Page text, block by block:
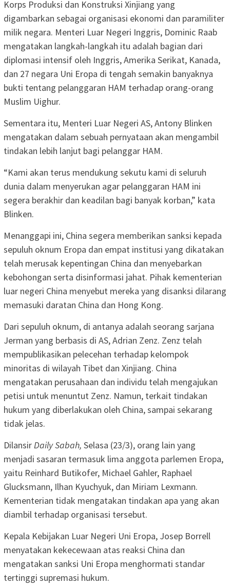
Korps Produksi dan Konstruksi Xinjiang yang
digambarkan sebagai organisasi ekonomi dan paramiliter
milik negara. Menteri Luar Negeri Inggris, Dominic Raab
mengatakan langkah-langkah itu adalah bagian dari
diplomasi intensif oleh Inggris, Amerika Serikat, Kanada,
dan 27 negara Uni Eropa di tengah semakin banyaknya
bukti tentang pelanggaran HAM terhadap orang-orang
Muslim Uighur.
Sementara itu, Menteri Luar Negeri AS, Antony Blinken
mengatakan dalam sebuah pernyataan akan mengambil
tindakan lebih lanjut bagi pelanggar HAM.
“Kami akan terus mendukung sekutu kami di seluruh
dunia dalam menyerukan agar pelanggaran HAM ini
segera berakhir dan keadilan bagi banyak korban,” kata
Blinken.
Menanggapi ini, China segera memberikan sanksi kepada
sepuluh oknum Eropa dan empat institusi yang dikatakan
telah merusak kepentingan China dan menyebarkan
kebohongan serta disinformasi jahat. Pihak kementerian
luar negeri China menyebut mereka yang disanksi dilarang
memasuki daratan China dan Hong Kong.
Dari sepuluh oknum, di antanya adalah seorang sarjana
Jerman yang berbasis di AS, Adrian Zenz. Zenz telah
mempublikasikan pelecehan terhadap kelompok
minoritas di wilayah Tibet dan Xinjiang. China
mengatakan perusahaan dan individu telah mengajukan
petisi untuk menuntut Zenz. Namun, terkait tindakan
hukum yang diberlakukan oleh China, sampai sekarang
tidak jelas.
DilansirDaily Sabah, Selasa (23/3), orang lain yang
menjadi sasaran termasuk lima anggota parlemen Eropa,
yaitu Reinhard Butikofer, Michael Gahler, Raphael
Glucksmann, Ilhan Kyuchyuk, dan Miriam Lexmann.
Kementerian tidak mengatakan tindakan apa yang akan
diambil terhadap organisasi tersebut.
Kepala Kebijakan Luar Negeri Uni Eropa, Josep Borrell
menyatakan kekecewaan atas reaksi China dan
mengatakan sanksi Uni Eropa menghormati standar
tertinggi supremasi hukum.